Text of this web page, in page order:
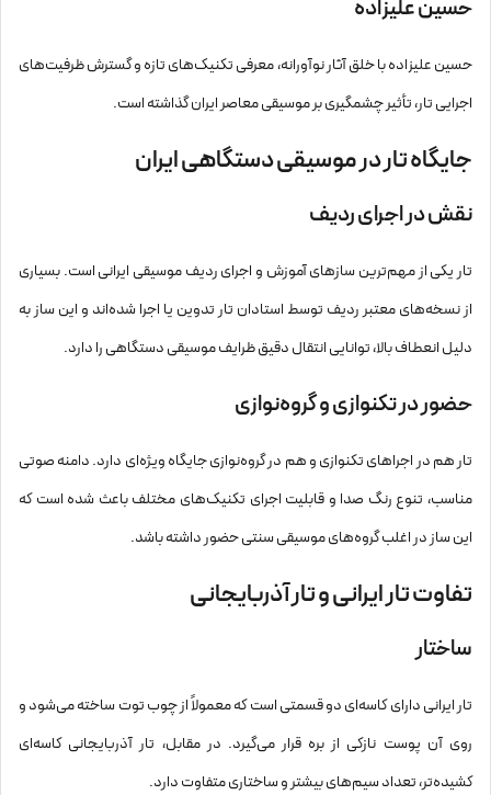
حسین علیزاده
حسین علیزاده با خلق آثار نوآورانه، معرفی تکنیک‌های تازه و گسترش ظرفیت‌های
اجرایی تار، تأثیر چشمگیری بر موسیقی معاصر ایران گذاشته است.
جایگاه تار در موسیقی دستگاهی ایران
نقش در اجرای ردیف
تار یکی از مهم‌ترین سازهای آموزش و اجرای ردیف موسیقی ایرانی است. بسیاری
از نسخه‌های معتبر ردیف توسط استادان تار تدوین یا اجرا شده‌اند و این ساز به
دلیل انعطاف بالا، توانایی انتقال دقیق ظرایف موسیقی دستگاهی را دارد.
حضور در تکنوازی و گروه‌نوازی
تار هم در اجراهای تکنوازی و هم در گروه‌نوازی جایگاه ویژه‌ای دارد. دامنه صوتی
مناسب، تنوع رنگ صدا و قابلیت اجرای تکنیک‌های مختلف باعث شده است که
این ساز در اغلب گروه‌های موسیقی سنتی حضور داشته باشد.
تفاوت تار ایرانی و تار آذربایجانی
ساختار
تار ایرانی دارای کاسه‌ای دو قسمتی است که معمولاً از چوب توت ساخته می‌شود و
روی آن پوست نازکی از بره قرار می‌گیرد. در مقابل، تار آذربایجانی کاسه‌ای
کشیده‌تر، تعداد سیم‌های بیشتر و ساختاری متفاوت دارد.